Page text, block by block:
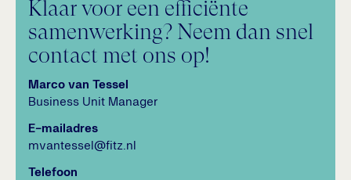
Klaar voor een efficiënte
samenwerking? Neem dan snel
contact met ons op!
Marco van Tessel
Business Unit Manager
E-mailadres
mvantessel@fitz.nl
Telefoon